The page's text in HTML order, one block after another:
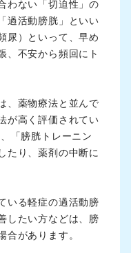
わない「切迫性」の
過活動膀胱」といい
尿）といって、早め
、不安から頻回にト
、薬物療法と並んで
が高く評価されてい
「膀胱トレーニン
たり、薬剤の中断に
いる軽症の過活動膀
したい方などは、膀
合があります。